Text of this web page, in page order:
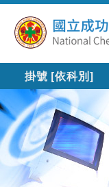
掛號 [依科別]